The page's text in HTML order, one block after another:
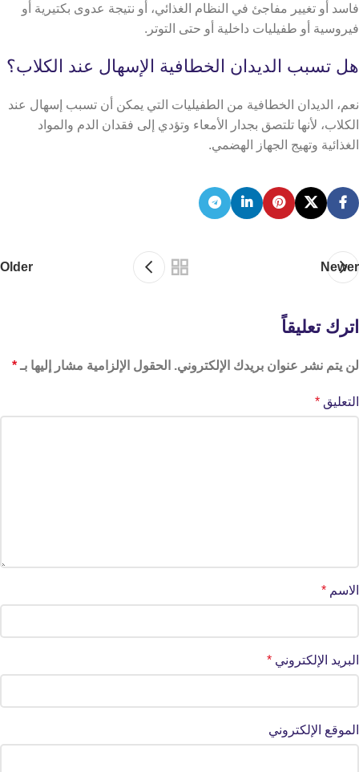
فاسد أو تغيير مفاجئ في النظام الغذائي، أو نتيجة عدوى بكتيرية أو
فيروسية أو طفيليات داخلية أو حتى التوتر.
هل تسبب الديدان الخطافية الإسهال عند الكلاب؟
نعم، الديدان الخطافية من الطفيليات التي يمكن أن تسبب إسهال عند
الكلاب، لأنها تلتصق بجدار الأمعاء وتؤدي إلى فقدان الدم والمواد
الغذائية وتهيج الجهاز الهضمي.
Newer
Older
اترك تعليقاً
لن يتم نشر عنوان بريدك الإلكتروني. الحقول الإلزامية مشار إليها بـ *
التعليق *
الاسم *
البريد الإلكتروني *
الموقع الإلكتروني